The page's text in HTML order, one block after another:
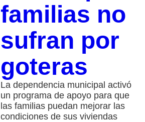
familias no
sufran por
goteras
La dependencia municipal activó
un programa de apoyo para que
las familias puedan mejorar las
condiciones de sus viviendas